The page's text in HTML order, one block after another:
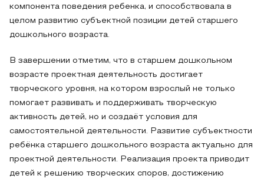
компонента поведения ребенка, и способствовала в
целом развитию субъектной позиции детей старшего
дошкольного возраста.
В завершении отметим, что в старшем дошкольном
возрасте проектная деятельность достигает
творческого уровня, на котором взрослый не только
помогает развивать и поддерживать творческую
активность детей, но и создаёт условия для
самостоятельной деятельности. Развитие субъектности
ребёнка старшего дошкольного возраста актуально для
проектной деятельности. Реализация проекта приводит
детей к решению творческих споров, достижению